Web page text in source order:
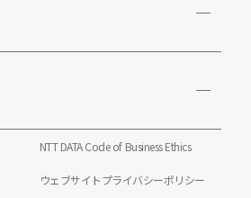
NTT DATA Code of Business Ethics
ウェブサイトプライバシーポリシー